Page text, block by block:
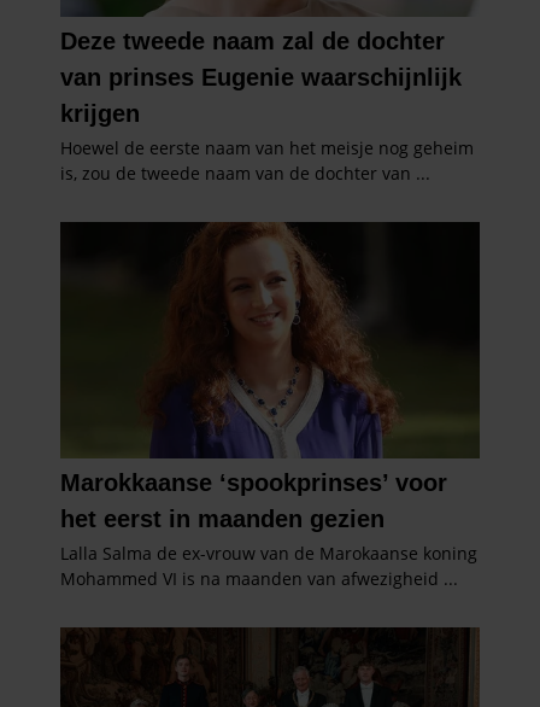
gaat akkoord met onze cookies als u onze website blijft
gebruiken.